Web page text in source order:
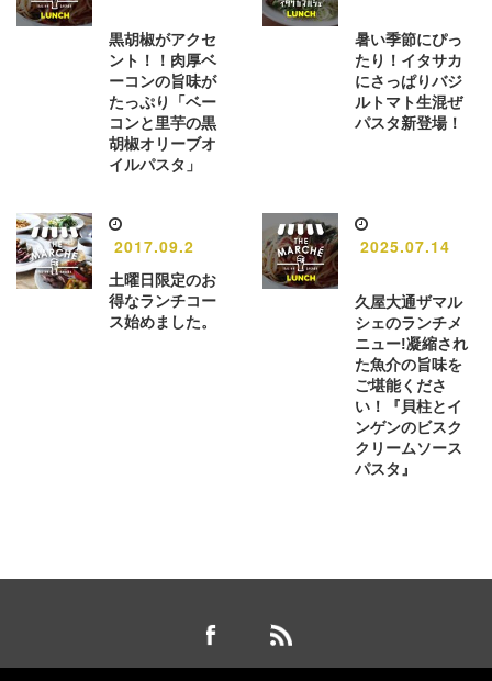
黒胡椒がアクセ
ント！！肉厚ベ
ーコンの旨味が
たっぷり「ベー
コンと里芋の黒
胡椒オリーブオ
イルパスタ」
暑い季節にぴっ
たり！イタサカ
にさっぱりバジ
ルトマト生混ぜ
パスタ新登場！
2017.09.2
土曜日限定のお
得なランチコー
ス始めました。
2025.07.14
久屋大通ザマル
シェのランチメ
ニュー!凝縮され
た魚介の旨味を
ご堪能くださ
い！『貝柱とイ
ンゲンのビスク
クリームソース
パスタ』